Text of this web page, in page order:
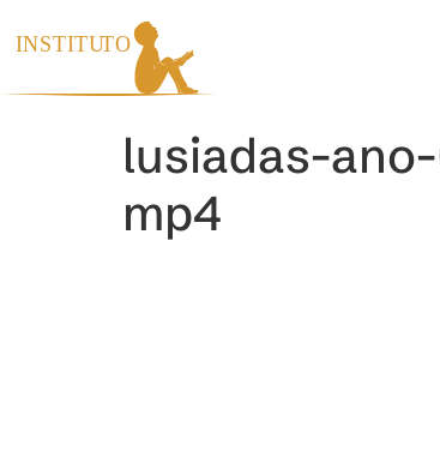
lusiadas-
mp4